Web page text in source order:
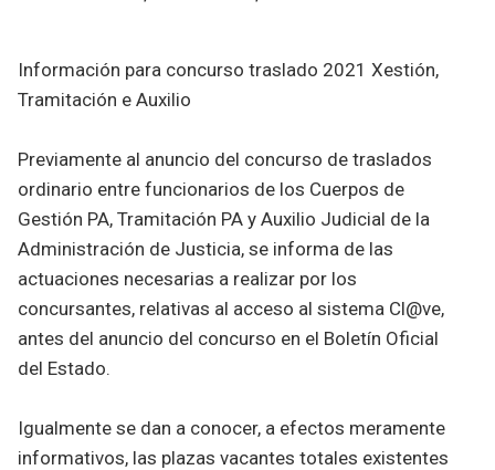
Información para concurso traslado 2021 Xestión,
Tramitación e Auxilio
Previamente al anuncio del concurso de traslados
ordinario entre funcionarios de los Cuerpos de
Gestión PA, Tramitación PA y Auxilio Judicial de la
Administración de Justicia, se informa de las
actuaciones necesarias a realizar por los
concursantes, relativas al acceso al sistema Cl@ve,
antes del anuncio del concurso en el Boletín Oficial
del Estado.
Igualmente se dan a conocer, a efectos meramente
informativos, las plazas vacantes totales existentes